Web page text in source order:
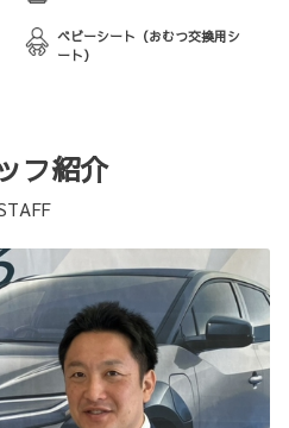
ベビーシート（おむつ交換用シ
ート）
フ紹介